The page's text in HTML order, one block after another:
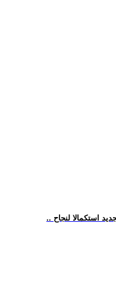
استكمالا لنجاح